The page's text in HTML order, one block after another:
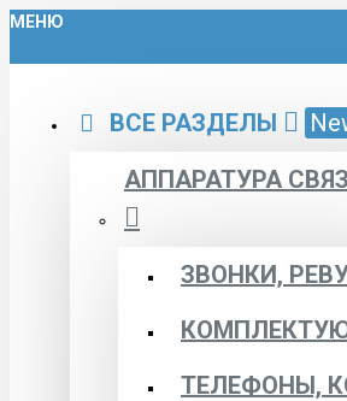
МЕНЮ
ВСЕ РАЗДЕЛЫ
АППАРАТУРА
ЗВОНКИ,
ТЕЛЕФОНЫ,